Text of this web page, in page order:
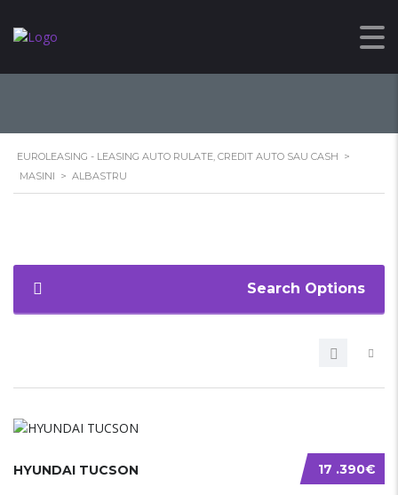
ALBASTRU
EUROLEASING - LEASING AUTO RULATE, CREDIT AUTO SAU CASH >
MASINI > ALBASTRU
Search Options
17 .390€
HYUNDAI TUCSON